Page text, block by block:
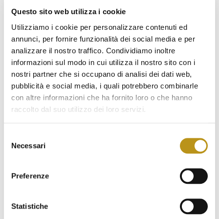
Questo sito web utilizza i cookie
Utilizziamo i cookie per personalizzare contenuti ed
annunci, per fornire funzionalità dei social media e per
analizzare il nostro traffico. Condividiamo inoltre
informazioni sul modo in cui utilizza il nostro sito con i
nostri partner che si occupano di analisi dei dati web,
pubblicità e social media, i quali potrebbero combinarle
con altre informazioni che ha fornito loro o che hanno
raccolto dal suo utilizzo dei loro servizi.
delNecessari
Preferenze
Statistiche
Ultime news
Hotel San Teodoro su Ville&Casali: il design
mediterraneo protagonista
Agosto 7, 2026
Eventi Estate 2026 San Teodoro: concerti, festival
Piscina con Day Pass a San Teodoro: l’esperienza
Giugno 5, 2026